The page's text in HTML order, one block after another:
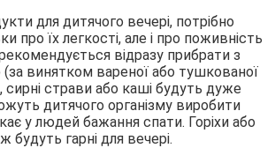
для дитячого вечері, потрібно
про їх легкості, але і про поживність
відразу прибрати з
винятком вареної або тушкованої
сирні страви або каші будуть дуже
дитячого організму виробити
у людей бажання спати. Горіхи або
будуть гарні для вечері.